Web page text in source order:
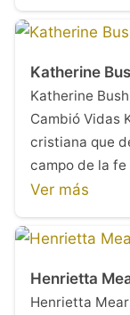
Katherine
Katherine
Cambió Vidas
cristiana que
campo de la
Ver más
Henrietta
Henrietta